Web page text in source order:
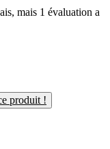
mais 1 évaluation a
produit !